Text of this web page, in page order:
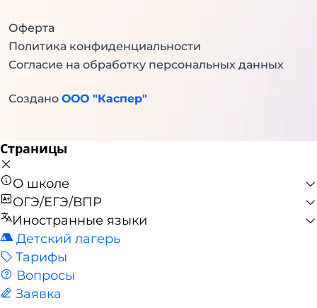
Оферта
Политика конфиденциальности
Согласие на обработку персональных данных
Создано ООО "Каспер"
Страницы
О школе
ОГЭ/ЕГЭ/ВПР
Иностранные языки
Детский лагерь
Тарифы
Вопросы
Заявка